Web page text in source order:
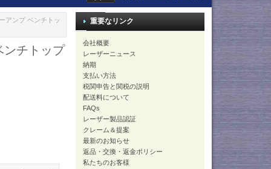
アンプ ベンチトッ
ンチトップ
重要なリンク
会社概要
レーザーニュース
納期
支払い方法
税関申告と関税の説明
配送料について
FAQs
レーザー製品認証
クレーム＆提案
最新のお知らせ
返品・交換・返金ポリシー
私たちのお客様